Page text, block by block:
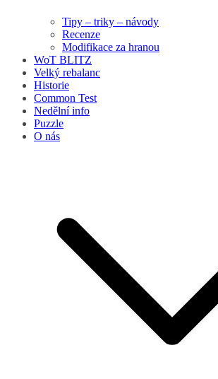
Tipy – triky – návody
Recenze
Modifikace za hranou
WoT BLITZ
Velký rebalanc
Historie
Common Test
Nedělní info
Puzzle
O nás